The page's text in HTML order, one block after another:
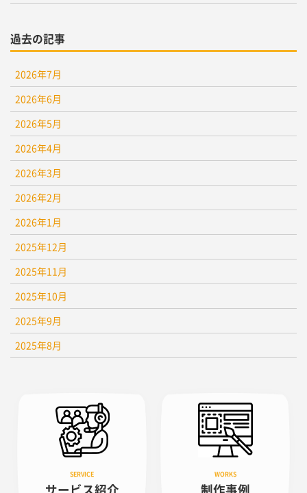
過去の記事
2026年7月
2026年6月
2026年5月
2026年4月
2026年3月
2026年2月
2026年1月
2025年12月
2025年11月
2025年10月
2025年9月
2025年8月